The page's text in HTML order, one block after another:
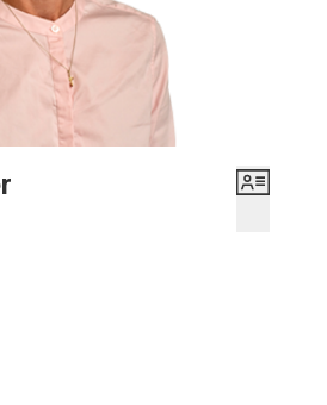
besøg værd.
fremviser meget gerne efter